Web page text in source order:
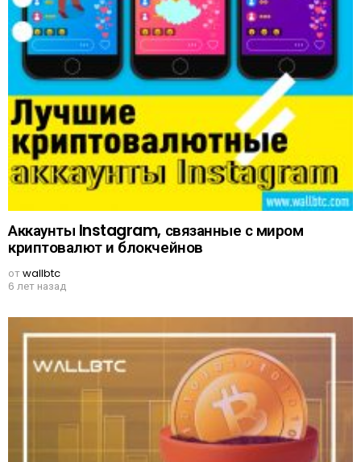
Аккаунты Instagram, связанные с миром
криптовалют и блокчейнов
отwallbtc
6 лет назад